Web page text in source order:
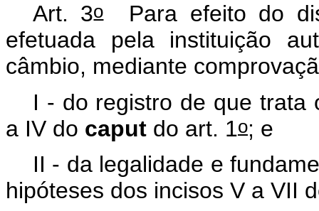
Art. 3oPara efeito do
efetuada pela instituição
câmbio, mediante
I - do registro de que trata
a IV do caput do art. 1o; e
II - da legalidade e
hipóteses dos incisos V a VII